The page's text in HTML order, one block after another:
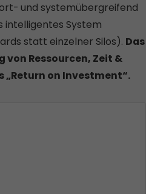
und systemübergreifend
intelligentes System
statt einzelner Silos). Das
von Ressourcen, Zeit &
„Return on Investment“.